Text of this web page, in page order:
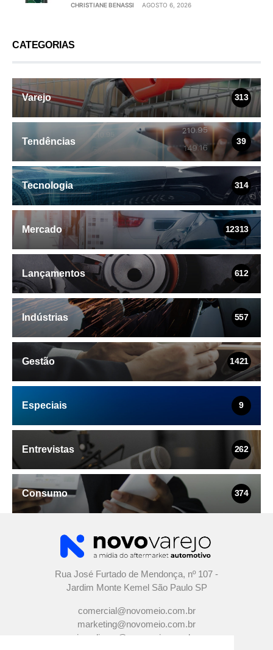
CHRISTIANE BENASSI AGOSTO 6, 2026
CATEGORIAS
Varejo 313
Tendências 39
Tecnologia 314
Mercado 12313
Lançamentos 612
Indústrias 557
Gestão 1421
Especiais 9
Entrevistas 262
Consumo 374
Rua José Furtado de Mendonça, nº 107 -
Jardim Monte Kemel São Paulo SP
comercial@novomeio.com.br
marketing@novomeio.com.br
jornalismo@novomeio.com.br